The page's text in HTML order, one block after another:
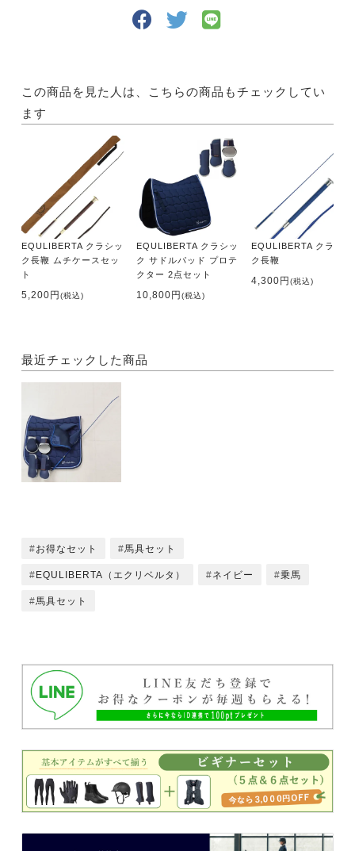
この商品を見た人は、こちらの商品もチェックしてい
ます
EQULIBERTA クラシッ
ク長鞭 ムチケースセッ
ト
5,200円(税込)
EQULIBERTA クラシッ
ク サドルパッド プロテ
クター 2点セット
10,800円(税込)
EQULIBERTA クラシッ
ク長鞭
4,300円(税込)
最近チェックした商品
お得なセット 馬具セット
EQULIBERTA（エクリベルタ） ネイビー 乗馬
馬具セット